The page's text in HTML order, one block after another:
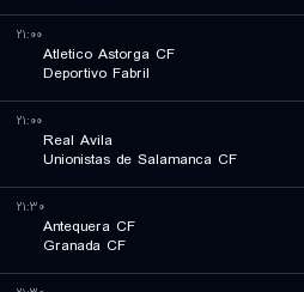
۲۱:۰۰
Atletico Astorga CF
Deportivo Fabril
۲۱:۰۰
Real Avila
Unionistas de Salamanca CF
۲۱:۳۰
Antequera CF
Granada CF